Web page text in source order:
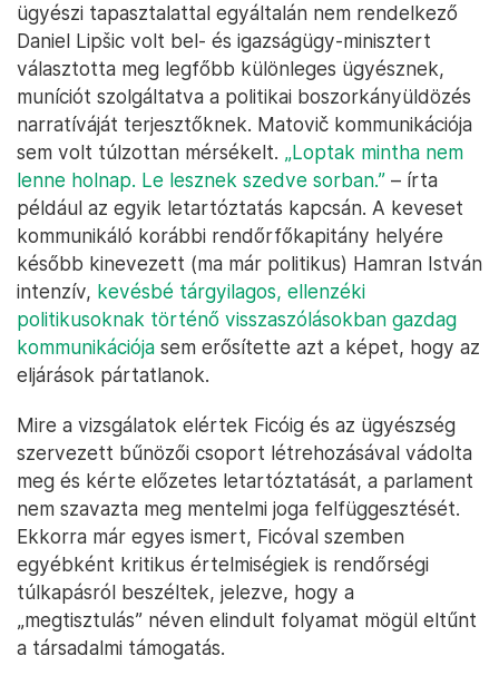
ügyészi tapasztalattal egyáltalán nem rendelkező
Daniel Lipšic volt bel- és igazságügy-minisztert
választotta meg legfőbb különleges ügyésznek,
muníciót szolgáltatva a politikai boszorkányüldözés
narratíváját terjesztőknek. Matovič kommunikációja
sem volt túlzottan mérsékelt. „Loptak mintha nem
lenne holnap. Le lesznek szedve sorban.” – írta
például az egyik letartóztatás kapcsán. A keveset
kommunikáló korábbi rendőrfőkapitány helyére
később kinevezett (ma már politikus) Hamran István
intenzív, kevésbé tárgyilagos, ellenzéki
politikusoknak történő visszaszólásokban gazdag
kommunikációja sem erősítette azt a képet, hogy az
eljárások pártatlanok.
Mire a vizsgálatok elértek Ficóig és az ügyészség
szervezett bűnözői csoport létrehozásával vádolta
meg és kérte előzetes letartóztatását, a parlament
nem szavazta meg mentelmi joga felfüggesztését.
Ekkorra már egyes ismert, Ficóval szemben
egyébként kritikus értelmiségiek is rendőrségi
túlkapásról beszéltek, jelezve, hogy a
„megtisztulás” néven elindult folyamat mögül eltűnt
a társadalmi támogatás.